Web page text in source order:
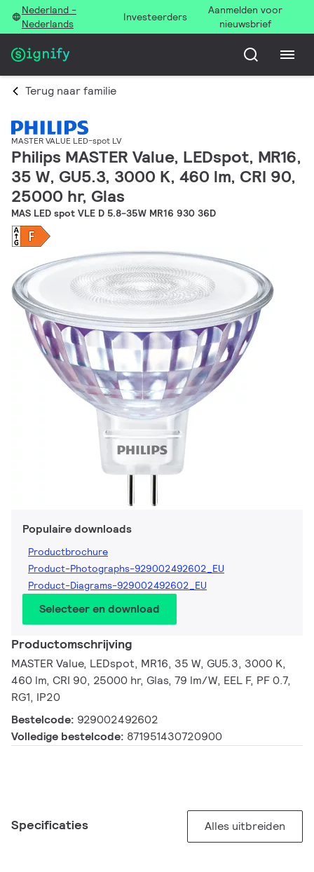
Nederland -
Nederlands
Investeerders
Aanmelden voor
nieuwsbrief
Terug naar familie
MASTER VALUE LED-spot LV
Philips MASTER Value, LEDspot, MR16,
35 W, GU5.3, 3000 K, 460 lm, CRI 90,
25000 hr, Glas
MAS LED spot VLE D 5.8-35W MR16 930 36D
Populaire downloads
Productbrochure
Product-Photographs-929002492602_EU
Product-Diagrams-929002492602_EU
Selecteer en download
Productomschrijving
MASTER Value, LEDspot, MR16, 35 W, GU5.3, 3000 K,
460 lm, CRI 90, 25000 hr, Glas, 79 lm/W, EEL F, PF 0.7,
RG1, IP20
Bestelcode: 929002492602
Volledige bestelcode: 871951430720900
Specificaties Alles uitbreiden